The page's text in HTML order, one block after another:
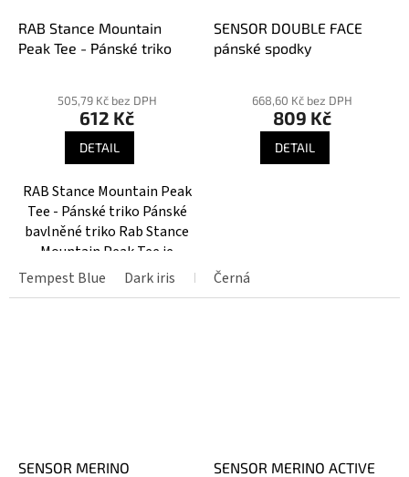
RAB Stance Mountain
Peak Tee - Pánské triko
hodnocení
5
hvězdiček.
505,79 Kč bez DPH
612 Kč
DETAIL
RAB Stance Mountain Peak
Tee - Pánské triko Pánské
bavlněné triko Rab Stance
Mountain Peak Tee je
pohodlný kousek pro
každodenní nošení. Díky
Tempest Blue Dark iris Ecru
SENSOR DOUBLE FACE
pánské spodky
668,60 Kč bez DPH
809 Kč
DETAIL
Černá
SENSOR MERINO
SENSOR MERINO ACTIVE